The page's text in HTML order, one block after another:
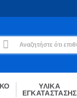
ΥΛΙΚΑ
ΕΓΚΑΤΑΣΤΑΣΗΣ